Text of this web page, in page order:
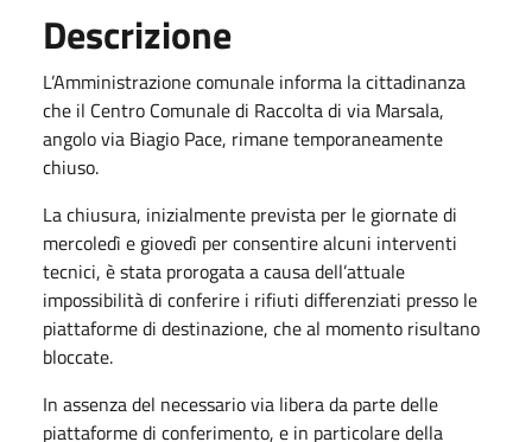
Descrizione
L’Amministrazione comunale informa la cittadinanza
che il Centro Comunale di Raccolta di via Marsala,
angolo via Biagio Pace, rimane temporaneamente
chiuso.
La chiusura, inizialmente prevista per le giornate di
mercoledì e giovedì per consentire alcuni interventi
tecnici, è stata prorogata a causa dell’attuale
impossibilità di conferire i rifiuti differenziati presso le
piattaforme di destinazione, che al momento risultano
bloccate.
In assenza del necessario via libera da parte delle
piattaforme di conferimento, e in particolare della